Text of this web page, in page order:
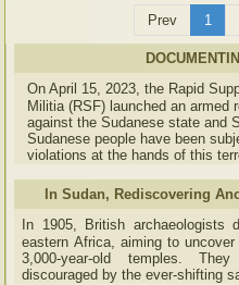
Prev 1
On April 15, 2023, the Rapid
Militia (RSF) launched an armed
against the Sudanese state and
Sudanese people have been
violations at the hands of this
In Sudan, Rediscovering
In 1905, British archaeologists
eastern Africa, aiming to
3,000-year-old temples.
discouraged by the ever-shifting